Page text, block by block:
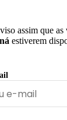
assim que
estiverem